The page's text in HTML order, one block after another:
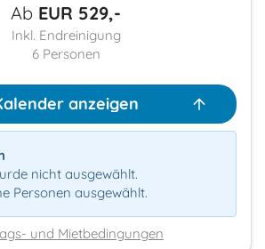
Ab EUR 529,-
Inkl. Endreinigung
6 Personen
anzeigen
nicht ausgewählt.
Personen ausgewählt.
und Mietbedingungen